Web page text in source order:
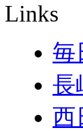
Links
毎
長
西